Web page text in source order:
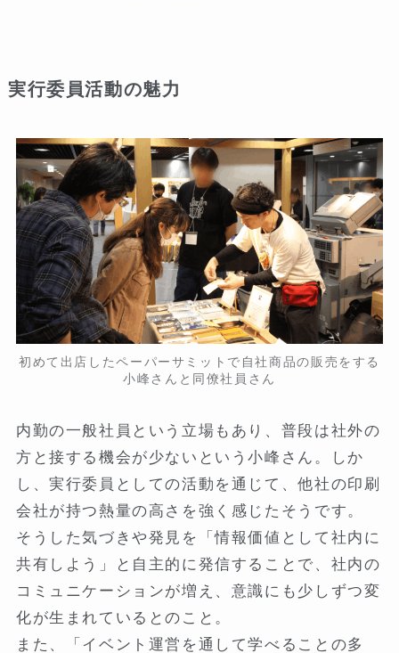
実行委員活動の魅力
初めて出店したペーパーサミットで自社商品の販売をする
小峰さんと同僚社員さん
内勤の一般社員という立場もあり、普段は社外の
方と接する機会が少ないという小峰さん。しか
し、実行委員としての活動を通じて、他社の印刷
会社が持つ熱量の高さを強く感じたそうです。
そうした気づきや発見を「情報価値として社内に
共有しよう」と自主的に発信することで、社内の
コミュニケーションが増え、意識にも少しずつ変
化が生まれているとのこと。
また、「イベント運営を通して学べることの多